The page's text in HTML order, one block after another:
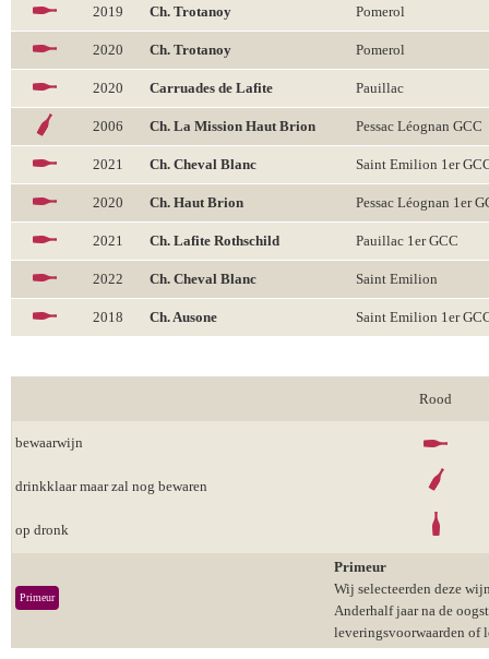
2019 Ch. Trotanoy Pomerol
2020 Ch. Trotanoy Pomerol
2020 Carruades de Lafite Pauillac
2006 Ch. La Mission Haut Brion Pessac Léognan GCC
2021 Ch. Cheval Blanc Saint Emilion 1er
2020 Ch. Haut Brion Pessac Léognan 1er
2021 Ch. Lafite Rothschild Pauillac 1er GCC
2022 Ch. Cheval Blanc Saint Emilion
2018 Ch. Ausone Saint Emilion 1er
Rood
bewaarwijn
drinkklaar maar zal nog bewaren
op dronk
Primeur
Primeur
Wij selecteerden deze
Anderhalf jaar na de
leveringsvoorwaarden of